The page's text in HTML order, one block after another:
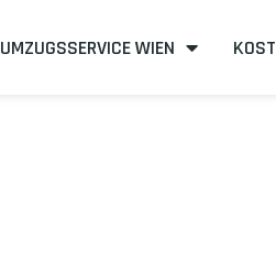
UMZUGSSERVICE WIEN